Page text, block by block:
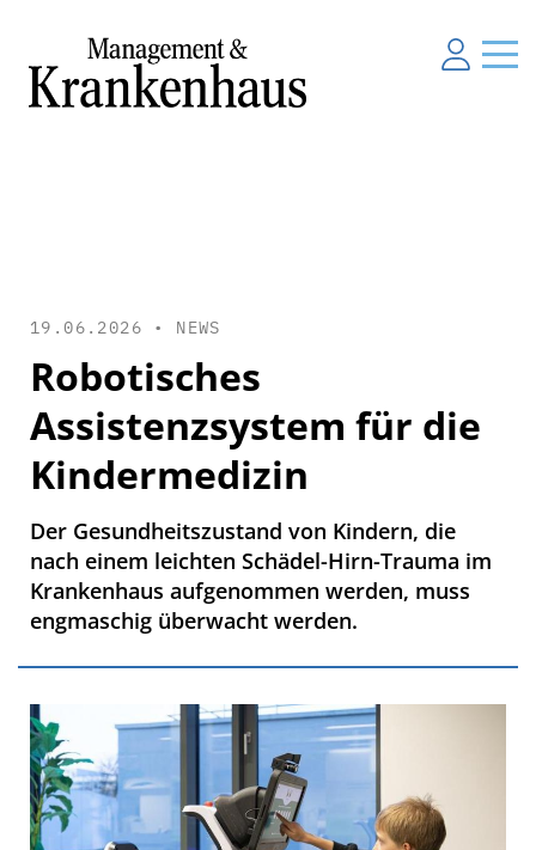
19.06.2026 • NEWS
Robotisches
Assistenzsystem für die
Kindermedizin
Der Gesundheitszustand von Kindern, die
nach einem leichten Schädel-Hirn-Trauma im
Krankenhaus aufgenommen werden, muss
engmaschig überwacht werden.